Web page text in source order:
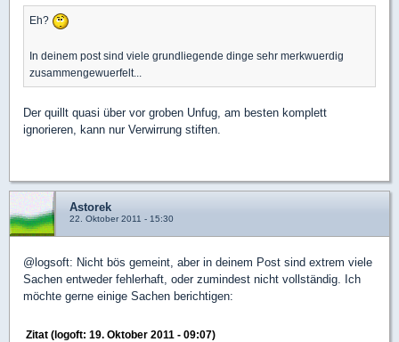
Eh?
In deinem post sind viele grundliegende dinge sehr merkwuerdig
zusammengewuerfelt...
Der quillt quasi über vor groben Unfug, am besten komplett
ignorieren, kann nur Verwirrung stiften.
Astorek
22. Oktober 2011 - 15:30
@logsoft: Nicht bös gemeint, aber in deinem Post sind extrem viele
Sachen entweder fehlerhaft, oder zumindest nicht vollständig. Ich
möchte gerne einige Sachen berichtigen:
Zitat (logoft: 19. Oktober 2011 - 09:07)